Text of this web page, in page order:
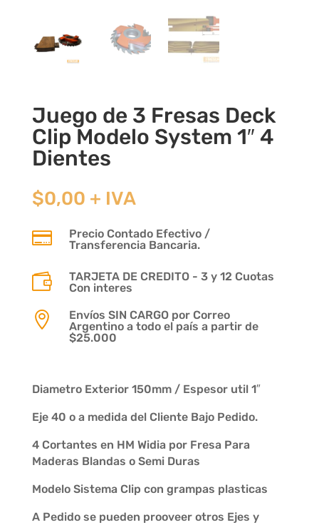
Juego de 3 Fresas Deck
Clip Modelo System 1″ 4
Dientes
$0,00 + IVA

Precio Contado Efectivo /
Transferencia Bancaria.

TARJETA DE CREDITO - 3 y 12 Cuotas
Con interes

Envíos SIN CARGO por Correo
Argentino a todo el país a partir de
$25.000
Diametro Exterior 150mm / Espesor util 1″
Eje 40 o a medida del Cliente Bajo Pedido.
4 Cortantes en HM Widia por Fresa Para
Maderas Blandas o Semi Duras
Modelo Sistema Clip con grampas plasticas
A Pedido se pueden prooveer otros Ejes y